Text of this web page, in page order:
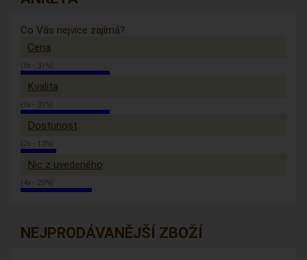
Co Vás nejvíce zajímá?
Cena
(5x - 31%)
Kvalita
(5x - 31%)
Dostunost
(2x - 13%)
Nic z uvedeného
(4x - 25%)
NEJPRODÁVANĚJŠÍ ZBOŽÍ